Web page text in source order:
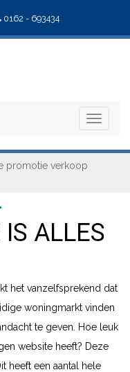
0162 - 693434
Toggle
promotie verkoop
IS ALLES
het vanzelfsprekend dat
woningmarkt vinden
te geven. Hoe leuk
website heeft? Deze
heeft een aantal hele